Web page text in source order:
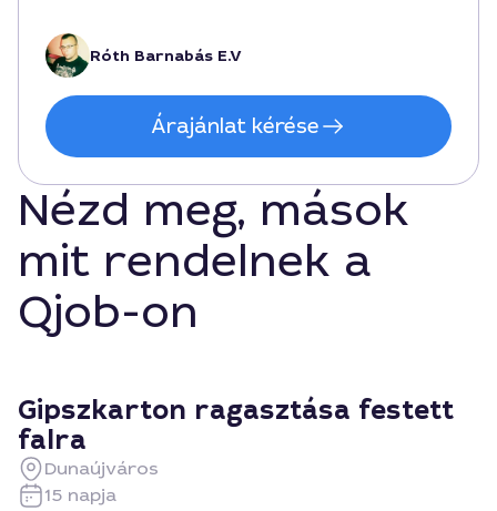
Róth Barnabás E.V
Árajánlat kérése
Nézd meg, mások
mit rendelnek a
Qjob-on
Gipszkarton ragasztása festett
falra
Dunaújváros
15 napja